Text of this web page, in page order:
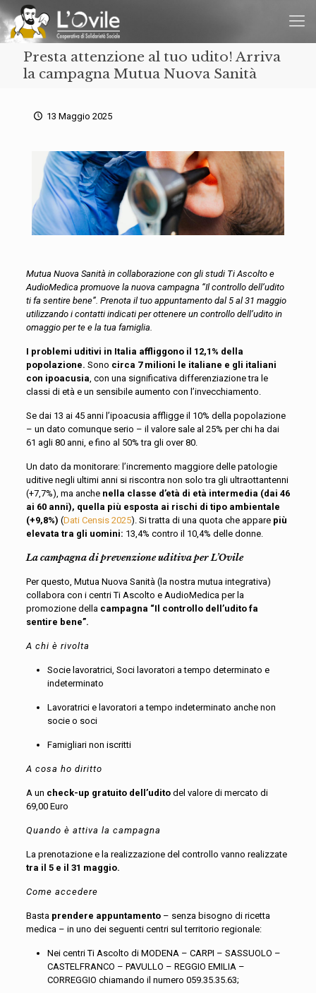
Presta attenzione al tuo udito! Arriva
la campagna Mutua Nuova Sanità
13 Maggio 2025
Mutua Nuova Sanità in collaborazione con gli studi Ti Ascoltoe
AudioMedica promuove la nuova campagna “Il controllo dell’udito
ti fa sentire bene”. Prenota il tuo appuntamento dal 5 al 31 maggio
utilizzando i contatti indicati per ottenere un controllo dell’udito in
omaggio per te e la tua famiglia.
I problemi uditivi in Italia affliggono il 12,1% della
popolazione. Sono circa 7 milioni le italiane e gli italiani
con ipoacusia, con una significativa differenziazione tra le
classi di età e un sensibile aumento con l’invecchiamento.
Se dai 13 ai 45 anni l’ipoacusia affligge il 10% della popolazione
– un dato comunque serio – il valore sale al 25% per chi ha dai
61 agli 80 anni, e fino al 50% tra gli over 80.
Un dato da monitorare: l’incremento maggiore delle patologie
uditive negli ultimi anni si riscontra non solo tra gli ultraottantenni
(+7,7%), ma anche nella classe d’età di età intermedia (dai 46
ai 60 anni), quella più esposta ai rischi di tipo ambientale
(+9,8%) (Dati Censis 2025). Si tratta di una quota che appare più
elevata tra gli uomini: 13,4% contro il 10,4% delle donne.
La campagna di prevenzione uditiva per L’Ovile
Per questo, Mutua Nuova Sanità (la nostra mutua integrativa)
collabora con i centri Ti Ascolto e AudioMedica per la
promozione della campagna “Il controllo dell’udito fa
sentire bene”.
A chi è rivolta
Socie lavoratrici, Soci lavoratori a tempo determinato e
indeterminato
Lavoratrici e lavoratori a tempo indeterminato anche non
socie o soci
Famigliari non iscritti
A cosa ho diritto
A un check-up gratuito dell’uditodel valore di mercato di
69,00 Euro
Quando è attiva la campagna
La prenotazione e la realizzazione del controllo vanno realizzate
tra il 5 e il 31 maggio.
Come accedere
Basta prendere appuntamento– senza bisogno di ricetta
medica – in uno dei seguenti centri sul territorio regionale:
Nei centri Ti Ascolto di MODENA – CARPI – SASSUOLO –
CASTELFRANCO – PAVULLO – REGGIO EMILIA –
CORREGGIO chiamando il numero 059.35.35.63;